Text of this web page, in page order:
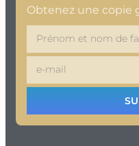
Obtenez une copie